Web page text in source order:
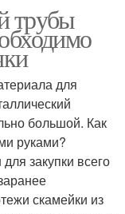
трубы
для
большой. Как
руками?
закупки всего
скамейки из